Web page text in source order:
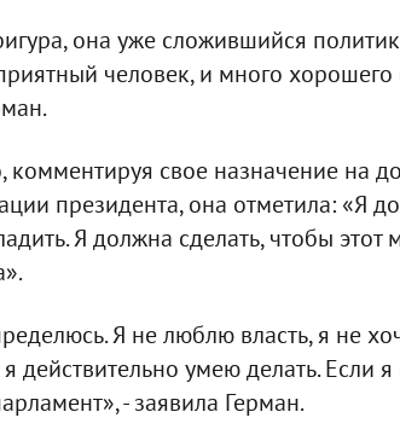
она уже сложившийся
человек, и много
комментируя свое назначение на
президента, она отметила: «Я
Я должна сделать, чтобы
Я не люблю власть, я не
действительно умею делать. Если
- заявила Герман.